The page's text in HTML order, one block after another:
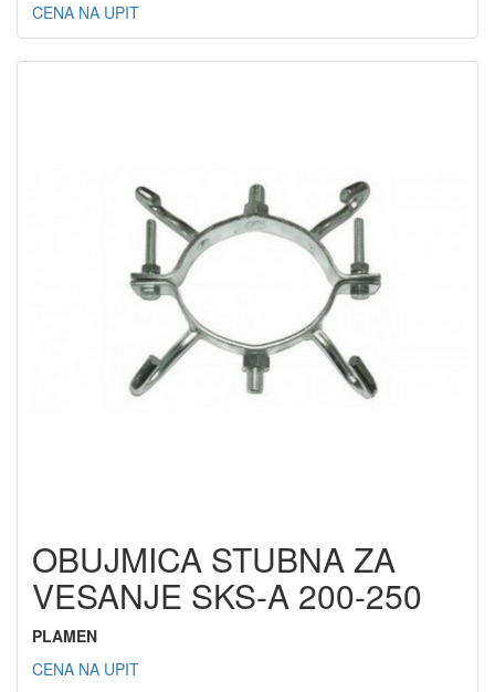
CENA NA UPIT
OBUJMICA STUBNA ZA
VESANJE SKS-A 200-250
PLAMEN
CENA NA UPIT